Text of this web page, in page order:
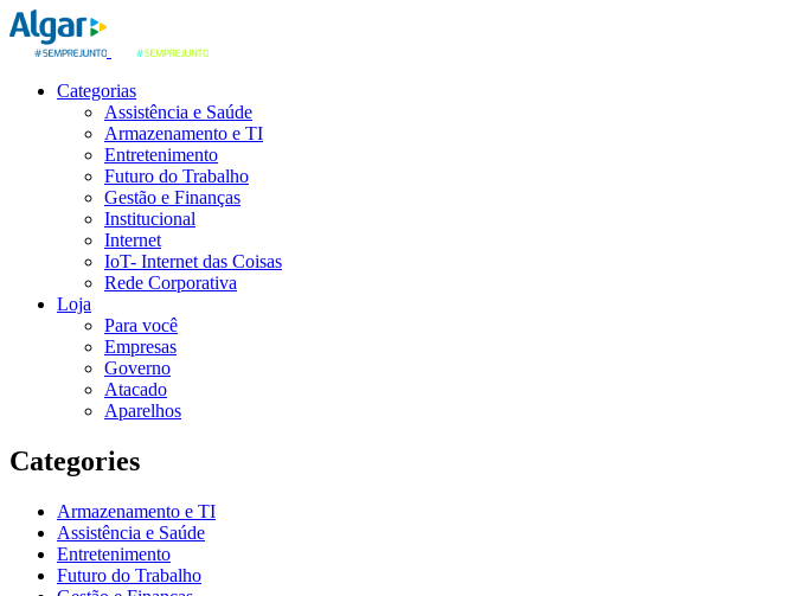
Categorias
Assistência e Saúde
Armazenamento e TI
Entretenimento
Futuro do Trabalho
Gestão e Finanças
Institucional
Internet
IoT- Internet das Coisas
Rede Corporativa
Loja
Para você
Empresas
Governo
Atacado
Aparelhos
Categories
Armazenamento e TI
Assistência e Saúde
Entretenimento
Futuro do Trabalho